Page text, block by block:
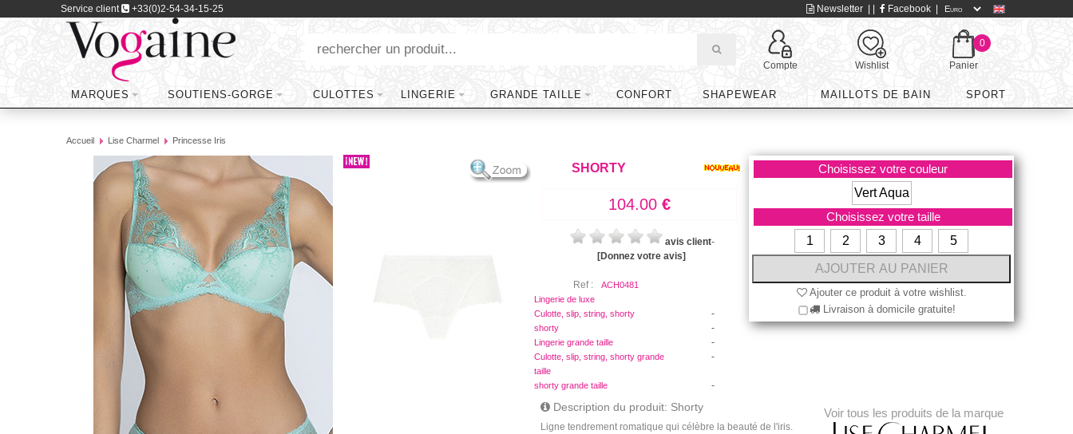
Service client +33(0)2-54-34-15-25 Newsletter Facebook
Compte Wishlist
0
Panier
MARQUES SOUTIENS-GORGE CULOTTES LINGERIE GRANDE TAILLE CONFORT SHAPEWEAR MAILLOTS DE BAIN SPORT
Accueil Lise Charmel Princesse Iris
SHORTY
104.00€
avis client-
[Donnez votre avis]
Ref :
ACH0481
Lingerie de luxe
-
Culotte, slip, string, shorty
-
shorty
-
Lingerie grande taille
-
Culotte, slip, string, shorty grande
taille
-
shorty grande taille
Choisissez votre couleur
Vert Aqua
Choisissez votre taille
1
2 3 4 5
Ajouter ce produit à votre wishlist.
Livraison à domicile gratuite!
Voir tous les produits de la marque
Description du produit: Shorty
Ligne tendrement romatique qui célèbre la beauté de l'iris.